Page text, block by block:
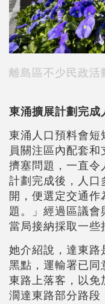
離島區不少民政
東涌擴展計劃完成
東涌人口預料會
員關注區內配套
擠塞問題，一直令
計劃完成後，人口
開，便選定交通
題。」經過區議
當局接納採取一些
她介紹說，達東路
黑點，運輸署已同
東路上落客，以
濶達東路部分路段